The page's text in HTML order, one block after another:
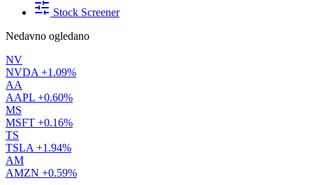
Stock Screener
Nedavno ogledano
NV
NVDA +1.09%
AA
AAPL +0.60%
MS
MSFT +0.16%
TS
TSLA +1.94%
AM
AMZN +0.59%